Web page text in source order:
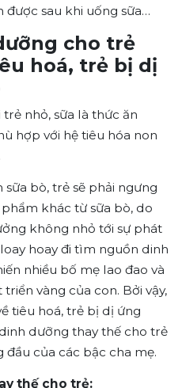
sau khi uống sữa…
cho trẻ
hoá, trẻ bị dị
trẻ nhỏ, sữa là thức ăn
hợp với hệ tiêu hóa non
bò, trẻ sẽ phải ngưng
khác từ sữa bò, do
không nhỏ tới sự phát
hoay đi tìm nguồn dinh
nhiều bố mẹ lao đao và
vàng của con. Bởi vậy,
tiêu hoá, trẻ bị dị ứng
dưỡng thay thế cho trẻ
của các bậc cha mẹ.
thế cho trẻ: